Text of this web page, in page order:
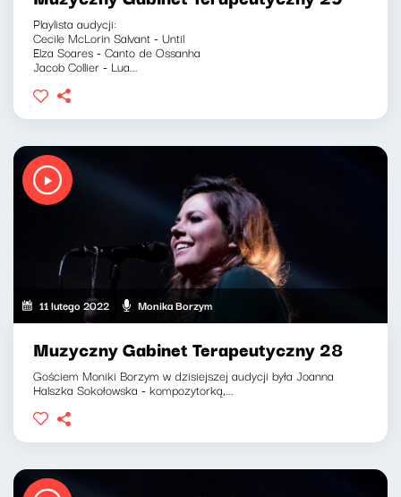
Playlista audycji:
Cecile McLorin Salvant - Until
Elza Soares - Canto de Ossanha
Jacob Collier - Lua...
11 lutego 2022 Monika Borzym
Muzyczny Gabinet Terapeutyczny 28
Gościem Moniki Borzym w dzisiejszej audycji była Joanna
Halszka Sokołowska - kompozytorką,...